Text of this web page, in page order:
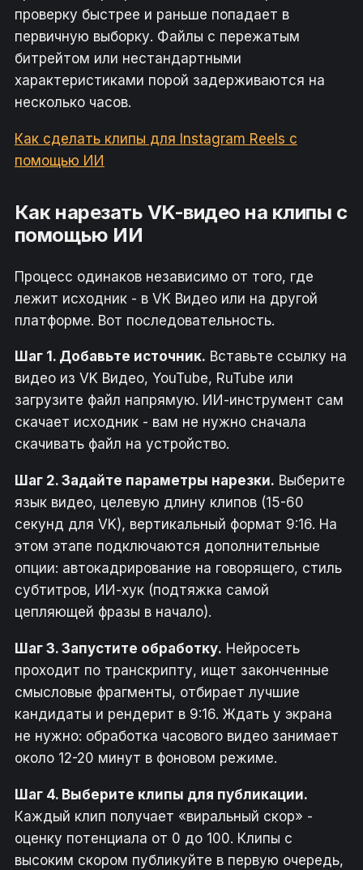
проверку быстрее и раньше попадает в
первичную выборку. Файлы с пережатым
битрейтом или нестандартными
характеристиками порой задерживаются на
несколько часов.
Как сделать клипы для Instagram Reels с
помощью ИИ
Как нарезать VK-видео на клипы с
помощью ИИ
Процесс одинаков независимо от того, где
лежит исходник - в VK Видео или на другой
платформе. Вот последовательность.
Шаг 1. Добавьте источник. Вставьте ссылку на
видео из VK Видео, YouTube, RuTube или
загрузите файл напрямую. ИИ-инструмент сам
скачает исходник - вам не нужно сначала
скачивать файл на устройство.
Шаг 2. Задайте параметры нарезки. Выберите
язык видео, целевую длину клипов (15-60
секунд для VK), вертикальный формат 9:16. На
этом этапе подключаются дополнительные
опции: автокадрирование на говорящего, стиль
субтитров, ИИ-хук (подтяжка самой
цепляющей фразы в начало).
Шаг 3. Запустите обработку. Нейросеть
проходит по транскрипту, ищет законченные
смысловые фрагменты, отбирает лучшие
кандидаты и рендерит в 9:16. Ждать у экрана
не нужно: обработка часового видео занимает
около 12-20 минут в фоновом режиме.
Шаг 4. Выберите клипы для публикации.
Каждый клип получает «виральный скор» -
оценку потенциала от 0 до 100. Клипы с
высоким скором публикуйте в первую очередь,